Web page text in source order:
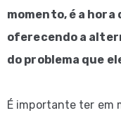
momento, é a hora
oferecendo a
do problema que
É importante ter em